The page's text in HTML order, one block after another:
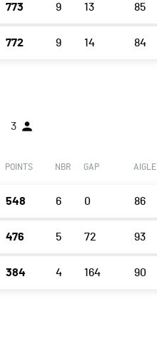
773 9 13 85
772 9 14 84
3
POINTS NBR GAP AIGLE
548 6 0 86
476 5 72 93
384 4 164 90